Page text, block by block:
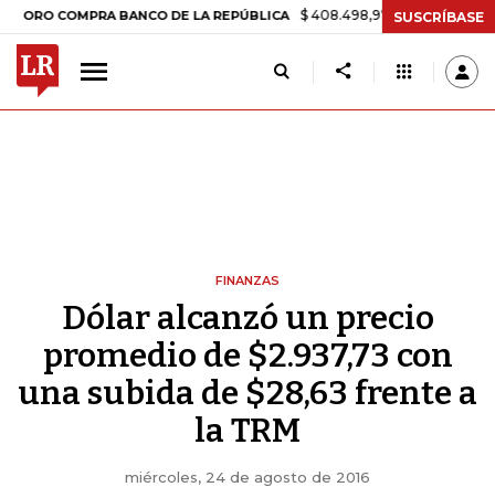
COMPRA BANCO DE LA REPÚBLICA $ 408.498,97 +$ 8.753,81 +2,19%
SUSCRÍBASE
FINANZAS
Dólar alcanzó un precio
promedio de $2.937,73 con
una subida de $28,63 frente a
la TRM
miércoles, 24 de agosto de 2016